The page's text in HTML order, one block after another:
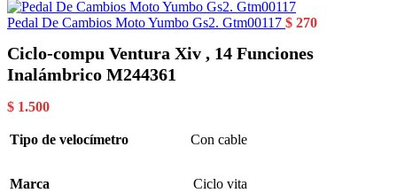
Pedal De Cambios Moto Yumbo Gs2. Gtm00117 $ 270
Ciclo-compu Ventura Xiv , 14 Funciones
Inalámbrico M244361
$ 1.500
Tipo de velocímetro Con cable
Marca Ciclo vita